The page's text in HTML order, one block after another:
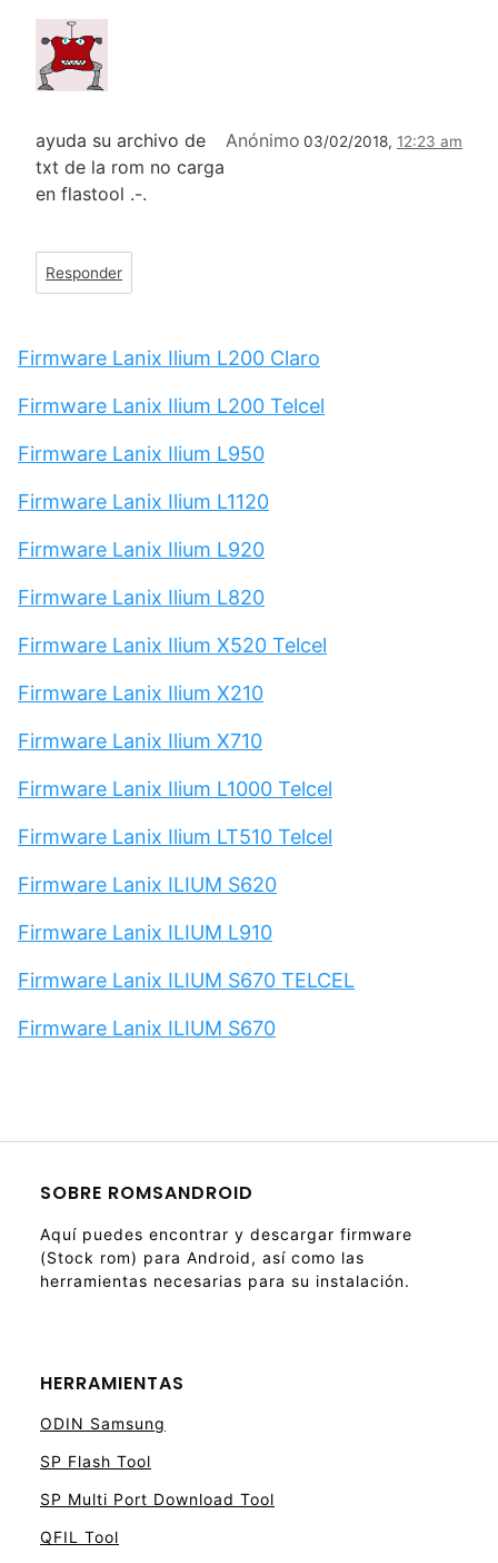
Anónimo 03/02/2018, 12:23 am
ayuda su archivo de
txt de la rom no carga
en flastool .-.
Responder
Firmware Lanix Ilium L200 Claro
Firmware Lanix Ilium L200 Telcel
Firmware Lanix Ilium L950
Firmware Lanix Ilium L1120
Firmware Lanix Ilium L920
Firmware Lanix Ilium L820
Firmware Lanix Ilium X520 Telcel
Firmware Lanix Ilium X210
Firmware Lanix Ilium X710
Firmware Lanix Ilium L1000 Telcel
Firmware Lanix Ilium LT510 Telcel
Firmware Lanix ILIUM S620
Firmware Lanix ILIUM L910
Firmware Lanix ILIUM S670 TELCEL
Firmware Lanix ILIUM S670
SOBRE ROMSANDROID
Aquí puedes encontrar y descargar firmware
(Stock rom) para Android, así como las
herramientas necesarias para su instalación.
HERRAMIENTAS
ODIN Samsung
SP Flash Tool
SP Multi Port Download Tool
QFIL Tool